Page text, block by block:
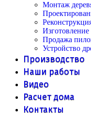
Монтаж
Продажа
Устройство
Производство
Наши работы
Видео
Расчет дома
Контакты